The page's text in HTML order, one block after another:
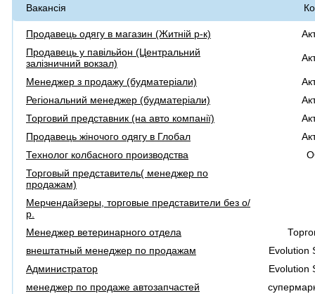
Вакансія
Продавець одягу в магазин (Житній р-к)
Продавець у павільйон (Центральний
залізничний вокзал)
Менеджер з продажу (будматеріали)
Регіональний менеджер (будматеріали)
Торговий представник (на авто компанії)
Продавець жіночого одягу в Глобал
Технолог колбасного производства
Торговый представитель( менеджер по
продажам)
Мерчендайзеры, торговые представители без о/
р.
Менеджер ветеринарного отдела
внештатный менеджер по продажам
Evolution
Администратор
Evolution
менеджер по продаже автозапчастей